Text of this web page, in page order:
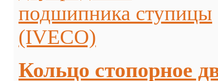
Кольцо стопорное